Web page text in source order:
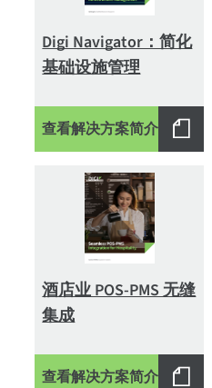
Digi Navigator：简化
基础设施管理
查看解决方案简介
酒店业 POS-PMS 无缝
集成
查看解决方案简介